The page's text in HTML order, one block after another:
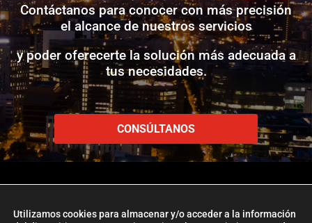
Contáctanos para conocer con más precisión
el alcance de nuestros servicios
y poder oferecerte la solución más adecuada a
tus necesidades.
CONSÚLTANOS
Utilizamos cookies para almacenar y/o acceder a la información